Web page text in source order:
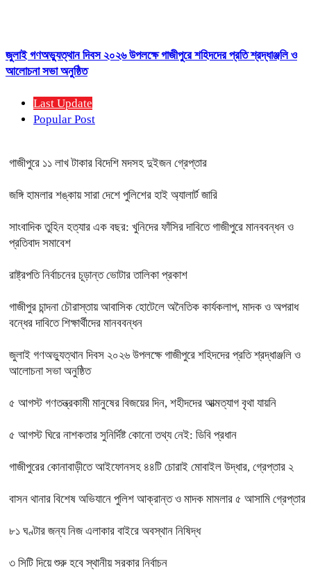
জুলাই গণঅভ্যুত্থান দিবস ২০২৬ উপলক্ষে গাজীপুরে শহিদদের প্রতি শ্রদ্ধাঞ্জলি ও
আলোচনা সভা অনুষ্ঠিত
Last Update
Popular Post
গাজীপুরে ১১ লাখ টাকার বিদেশি মদসহ দুইজন গ্রেপ্তার
জঙ্গি হামলার শঙ্কায় সারা দেশে পুলিশের হাই অ্যালার্ট জারি
সাংবাদিক তুহিন হত্যার এক বছর: খুনিদের ফাঁসির দাবিতে গাজীপুরে মানববন্ধন ও
প্রতিবাদ সমাবেশ
রাষ্ট্রপতি নির্বাচনের চূড়ান্ত ভোটার তালিকা প্রকাশ
গাজীপুর চান্দনা চৌরাস্তায় আবাসিক হোটেলে অনৈতিক কার্যকলাপ, মাদক ও অপরাধ
বন্ধের দাবিতে শিক্ষার্থীদের মানববন্ধন
জুলাই গণঅভ্যুত্থান দিবস ২০২৬ উপলক্ষে গাজীপুরে শহিদদের প্রতি শ্রদ্ধাঞ্জলি ও
আলোচনা সভা অনুষ্ঠিত
৫ আগস্ট গণতন্ত্রকামী মানুষের বিজয়ের দিন, শহীদদের আত্মত্যাগ বৃথা যায়নি
৫ আগস্ট ঘিরে নাশকতার সুনির্দিষ্ট কোনো তথ্য নেই: ডিবি প্রধান
গাজীপুরের কোনাবাড়ীতে আইফোনসহ ৪৪টি চোরাই মোবাইল উদ্ধার, গ্রেপ্তার ২
বাসন থানার বিশেষ অভিযানে পুলিশ আক্রান্ত ও মাদক মামলার ৫ আসামি গ্রেপ্তার
৮১ ঘণ্টার জন্য নিজ এলাকার বাইরে অবস্থান নিষিদ্ধ
৩ সিটি দিয়ে শুরু হবে স্থানীয় সরকার নির্বাচন